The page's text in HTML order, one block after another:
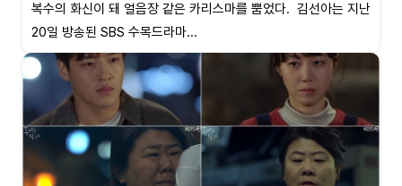
복수의 화신이 돼 얼음장 같은 카리스마를 뿜었다. 김선아는 지난
20일 방송된 SBS 수목드라마...